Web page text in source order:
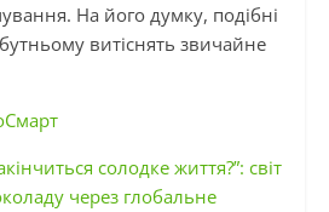
На його думку, подібні
витіснять звичайне
солодке життя?”: світ
через глобальне